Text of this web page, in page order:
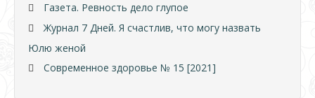
Газета. Ревность дело глупое
Журнал 7 Дней. Я счастлив, что могу назвать
Юлю женой
Современное здоровье № 15 [2021]